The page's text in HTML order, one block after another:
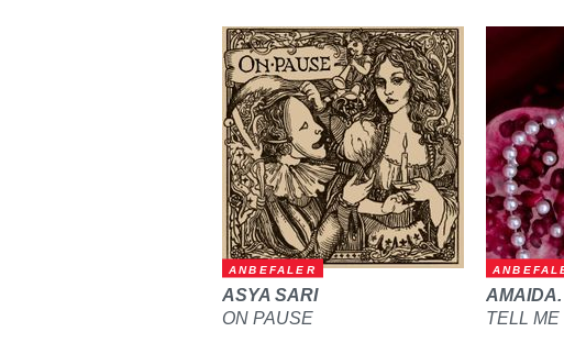
ANBEFALER
ASYA SARI
ON PAUSE
AMAIDA.
TELL ME